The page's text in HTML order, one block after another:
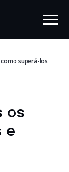
superá-los
os
e